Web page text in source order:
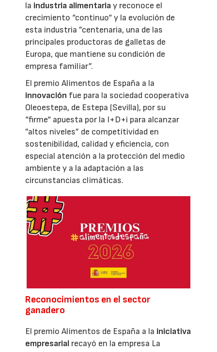
la industria alimentariay reconoce el
crecimiento “continuo“ y la evolución de
esta industria ”centenaria, una de las
principales productoras de galletas de
Europa, que mantiene su condición de
empresa familiar”.
El premio Alimentos de España a la
innovación fue para la sociedad cooperativa
Oleoestepa, de Estepa (Sevilla), por su
“firme“ apuesta por la I+D+i para alcanzar
”altos niveles” de competitividad en
sostenibilidad, calidad y eficiencia, con
especial atención a la protección del medio
ambiente y a la adaptación a las
circunstancias climáticas.
Reconocimientos en el sector
ganadero
El premio Alimentos de España a la iniciativa
empresarial recayó en la empresa La